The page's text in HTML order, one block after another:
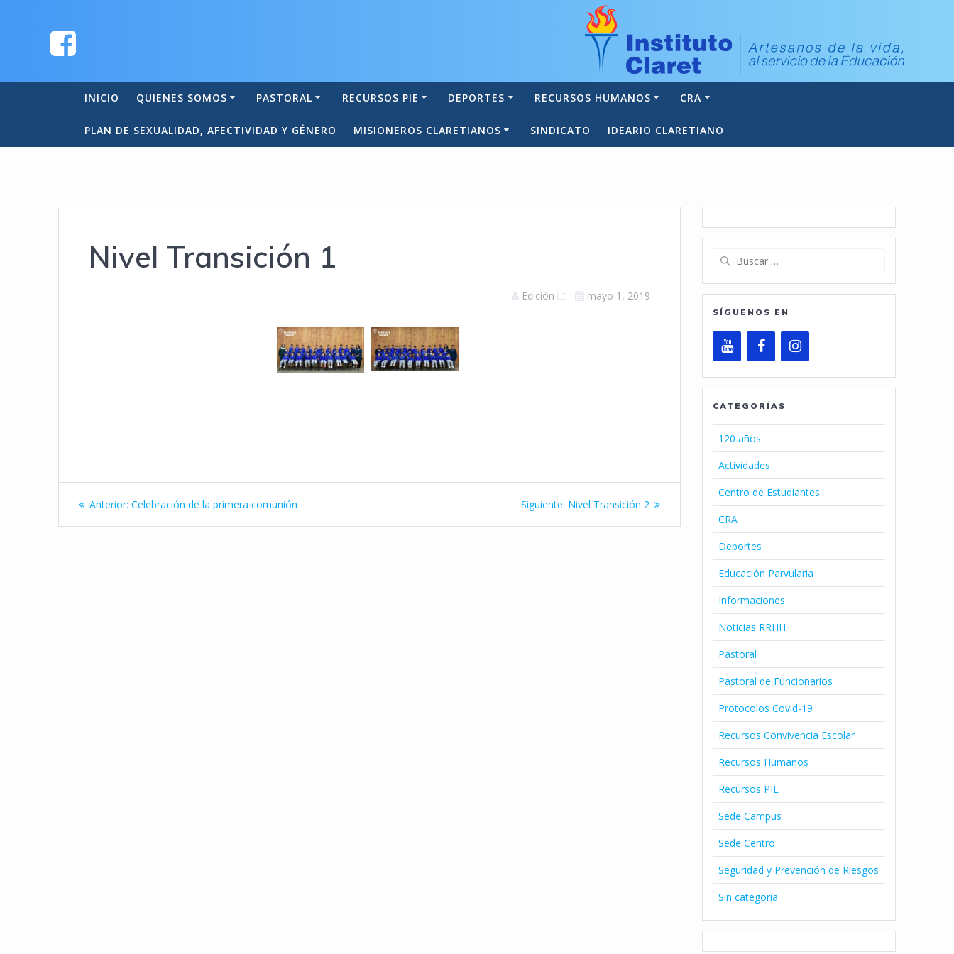
INICIO QUIENES SOMOS PASTORAL RECURSOS PIE DEPORTES RECURSOS HUMANOS CRA
PLAN DE SEXUALIDAD, AFECTIVIDAD Y GÉNERO MISIONEROS CLARETIANOS SINDICATO IDEARIO CLARETIANO
Nivel Transición 1
Edición mayo 1, 2019
Navegación
de
Anterior: Entrada
Celebración de la primera comunión Siguiente: Siguiente
Nivel Transición 2
Buscar:
SÍGUENOS EN
CATEGORÍAS
120 años
Actividades
Centro de Estudiantes
CRA
Deportes
Educación Parvularia
Informaciones
Noticias RRHH
Pastoral
Pastoral de Funcionarios
Protocolos Covid-19
Recursos Convivencia Escolar
Recursos Humanos
Recursos PIE
Sede Campus
Sede Centro
Seguridad y Prevención de Riesgos
Sin categoría